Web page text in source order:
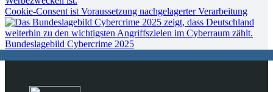
Cookie-Consent ist Voraussetzung nachgelagerter Verarbeitung
Bundeslagebild Cybercrime 2025